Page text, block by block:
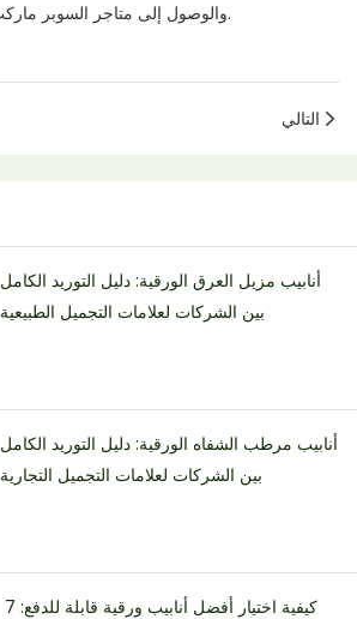
والوصول إلى متاجر السوبر ماركت الراقية الصديقة للبيئة.
التالي
أنابيب مزيل العرق الورقية: دليل التوريد الكامل
بين الشركات لعلامات التجميل الطبيعية
أنابيب مرطب الشفاه الورقية: دليل التوريد الكامل
بين الشركات لعلامات التجميل التجارية